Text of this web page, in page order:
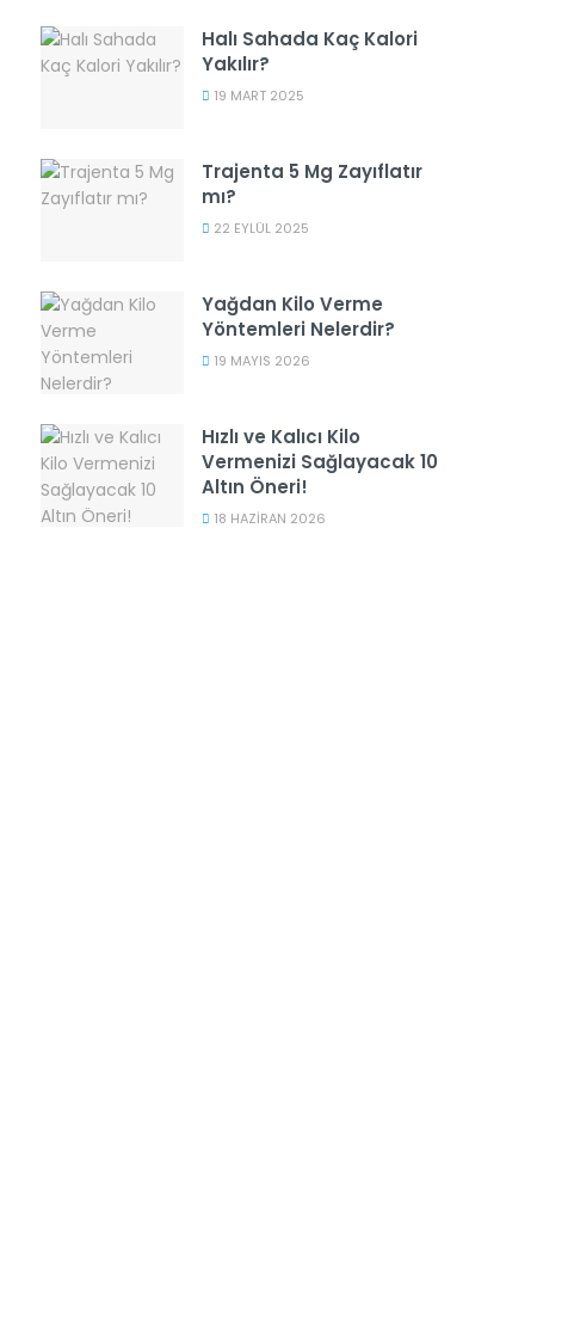
Halı Sahada Kaç Kalori
Yakılır?
19 MART 2025
Trajenta 5 Mg Zayıflatır
mı?
22 EYLÜL 2025
Yağdan Kilo Verme
Yöntemleri Nelerdir?
19 MAYIS 2026
Hızlı ve Kalıcı Kilo
Vermenizi Sağlayacak 10
Altın Öneri!
18 HAZIRAN 2026